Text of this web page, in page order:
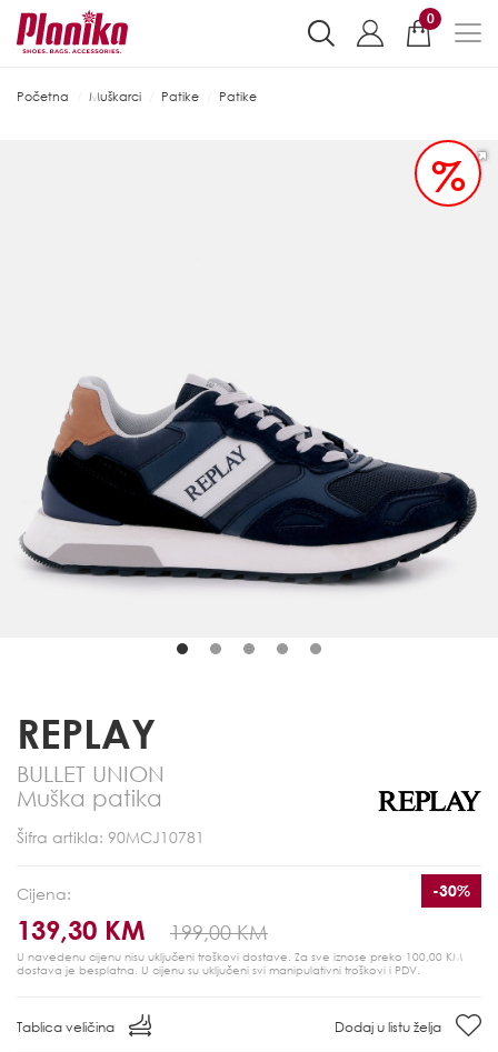
0
Početna Muškarci Patike Patike
%
REPLAY
BULLET UNION
Muška patika
Šifra artikla: 90MCJ10781
Cijena:
139,30 KM 199,00 KM
-30%
U navedenu cijenu nisu uključeni troškovi dostave. Za sve iznose preko 100,00 KM
dostava je besplatna. U cijenu su uključeni svi manipulativni troškovi i PDV.
Tablica veličina Dodaj u listu želja